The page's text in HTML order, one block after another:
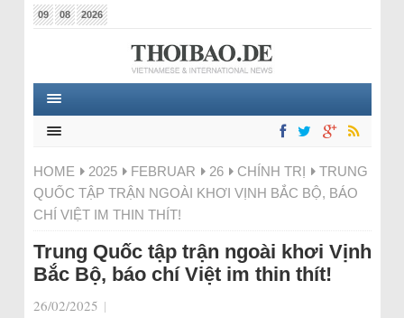
09 08 2026
HOME 2025 FEBRUAR 26 CHÍNH TRỊ
TRUNG
QUỐC TẬP TRẬN NGOÀI KHƠI VỊNH BẮC BỘ, BÁO
CHÍ VIỆT IM THIN THÍT!
Trung Quốc tập trận ngoài khơi Vịnh
Bắc Bộ, báo chí Việt im thin thít!
26/02/2025 |